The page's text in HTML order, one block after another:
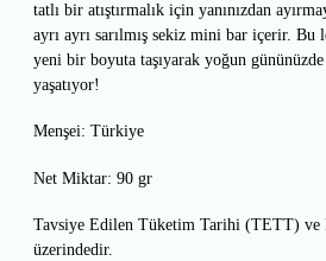
tatlı bir atıştırmalık için yanınızdan
ayrı ayrı sarılmış sekiz mini bar içerir. Bu
yeni bir boyuta taşıyarak yoğun
yaşatıyor!
Menşei: Türkiye
Net Miktar: 90 gr
Tavsiye Edilen Tüketim Tarihi (TETT) ve
üzerindedir.